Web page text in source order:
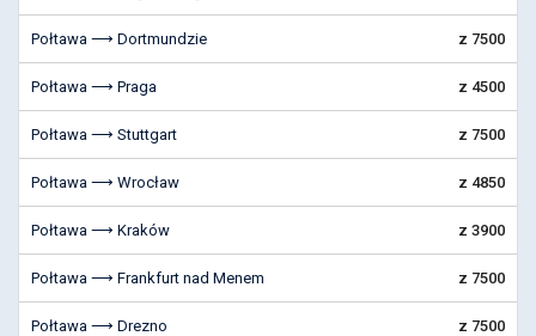
Połtawa ⟶ Dortmundzie z 7500
Połtawa ⟶ Praga z 4500
Połtawa ⟶ Stuttgart z 7500
Połtawa ⟶ Wrocław z 4850
Połtawa ⟶ Kraków z 3900
Połtawa ⟶ Frankfurt nad Menem z 7500
Połtawa ⟶ Drezno z 7500